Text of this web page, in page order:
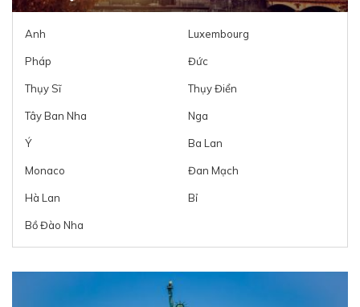
Anh Luxembourg
Pháp Đức
Thụy Sĩ Thụy Điển
Tây Ban Nha Nga
Ý Ba Lan
Monaco Đan Mạch
Hà Lan Bỉ
Bồ Đào Nha